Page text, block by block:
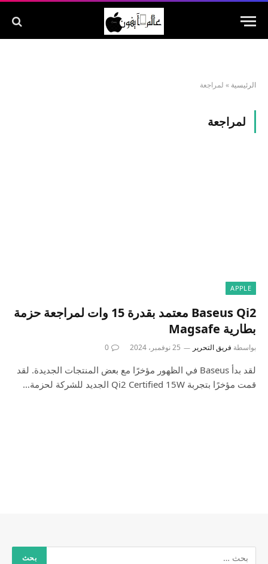
الرئيسية » لمراجعة
لمراجعة
APPLE
Baseus Qi2 معتمد بقدرة 15 وات لمراجعة حزمة
بطارية Magsafe
بواسطة فريق التحرير 25 نوفمبر، 2024 0
لقد بدأ Baseus في الظهور مؤخرًا مع بعض المنتجات الجديدة. لقد
قمت مؤخرًا بتجربة Qi2 Certified 15W الجديد للشركة لحزمة…